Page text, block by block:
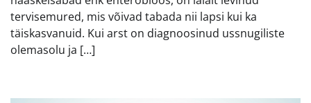
tervisemured, mis võivad tabada nii lapsi kui ka
täiskasvanuid. Kui arst on diagnoosinud ussnugiliste
olemasolu ja […]